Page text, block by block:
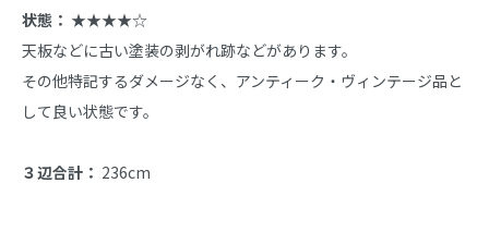
状態： ★★★★☆
天板などに古い塗装の剥がれ跡などがあります。
その他特記するダメージなく、アンティーク・ヴィンテージ品と
して良い状態です。
３辺合計： 236cm